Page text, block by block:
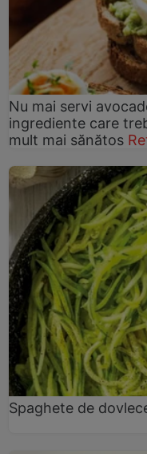
Nu mai servi
ingrediente care
mult mai sănătos
Spaghete de